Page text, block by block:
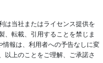
は当社またはライセンス提供を
、転載、引用することを禁じま
情報は、利用者への予告なしに変
以上のことをご理解、ご承諾さ